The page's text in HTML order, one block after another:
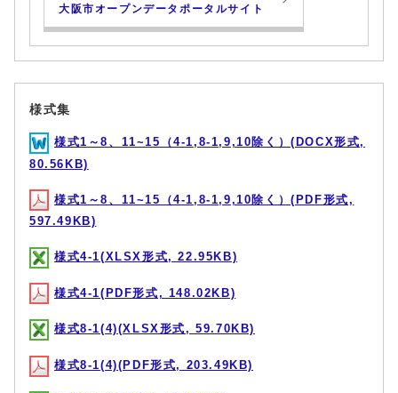
大阪市オープンデータポータルサイト
様式集
様式1～8、11~15（4-1,8-1,9,10除く）(DOCX形式,
80.56KB)
様式1～8、11~15（4-1,8-1,9,10除く）(PDF形式,
597.49KB)
様式4-1(XLSX形式, 22.95KB)
様式4-1(PDF形式, 148.02KB)
様式8-1(4)(XLSX形式, 59.70KB)
様式8-1(4)(PDF形式, 203.49KB)